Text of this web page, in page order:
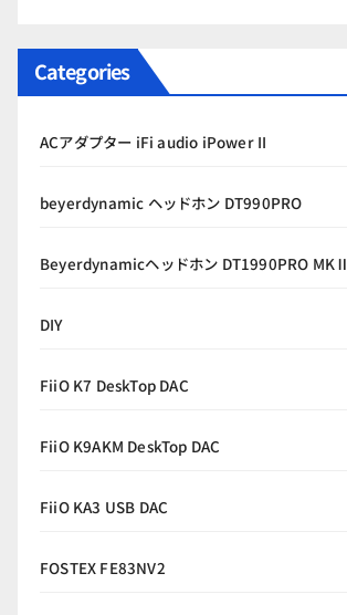
Categories
ACアダプター iFi audio iPower II
beyerdynamic ヘッドホン DT990PRO
Beyerdynamicヘッドホン DT1990PRO MKⅡ
DIY
FiiO K7 DeskTop DAC
FiiO K9AKM DeskTop DAC
FiiO KA3 USB DAC
FOSTEX FE83NV2